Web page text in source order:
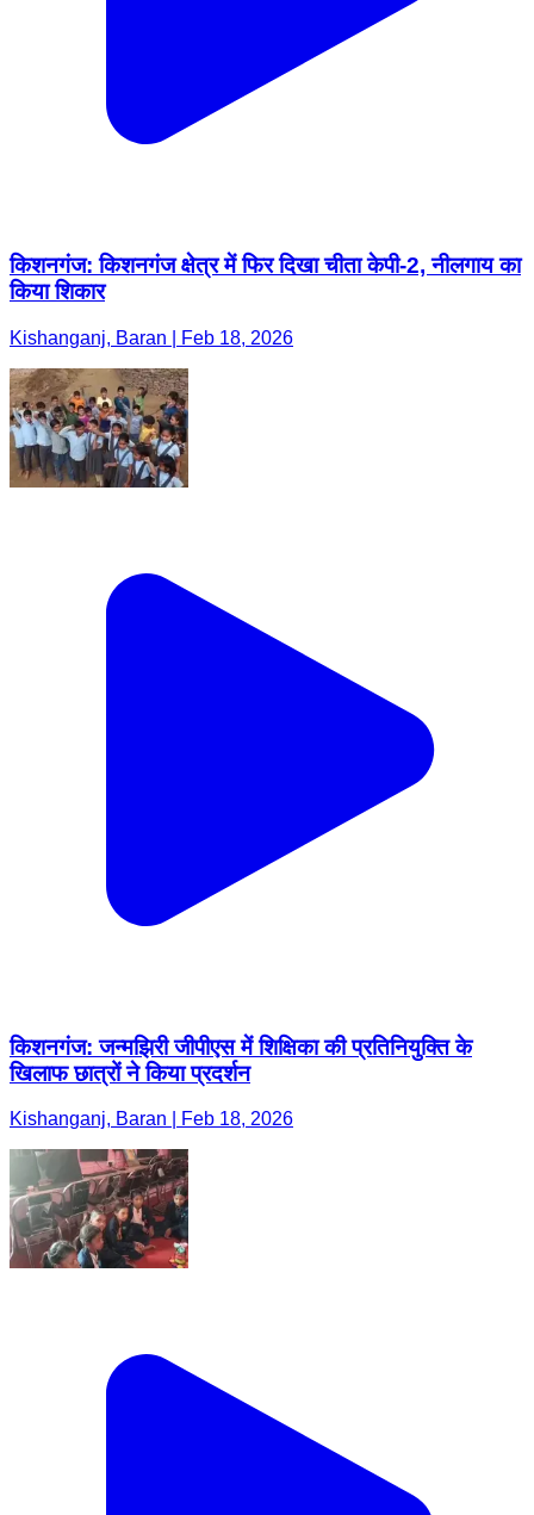
किशनगंज: किशनगंज क्षेत्र में फिर दिखा चीता केपी-2, नीलगाय का
किया शिकार
Kishanganj, Baran | Feb 18, 2026
किशनगंज: जन्मझिरी जीपीएस में शिक्षिका की प्रतिनियुक्ति के
खिलाफ छात्रों ने किया प्रदर्शन
Kishanganj, Baran | Feb 18, 2026